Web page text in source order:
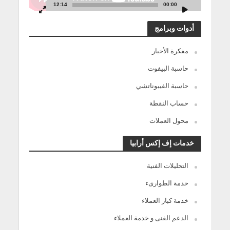
00:00
12:14
أدوات وبرامج
مفكرة الأخبار
حاسبة البيفوت
حاسبة الفيبوناتشي
حساب النقطة
محول العملات
خدمات إف إكس أرابيا
التحليلات الفنية
خدمة الطوارىء
خدمة كبار العملاء
الدعم الفنى و خدمة العملاء